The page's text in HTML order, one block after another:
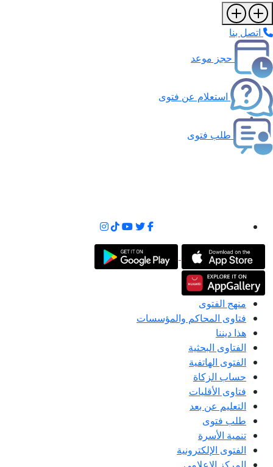
اتصل بنا
حجز موعد
استعلام عن فتوى
طلب فتوى
منهج الفتوى
فتاوى المحاكم والمؤسسات
هذا ديننا
الفتاوى البحثية
الفتوى الهاتفية
حساب الزكاة
فتاوى الأقليات
التعليم عن بعد
طلب فتوى
تنمية الأسرة
الفتوى الإلكترونية